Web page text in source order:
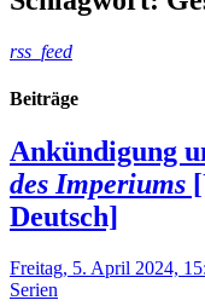
rss_feed
Beiträge
Ankündigung
des Imperiums
Deutsch]
Freitag, 5. April 2024,
Serien